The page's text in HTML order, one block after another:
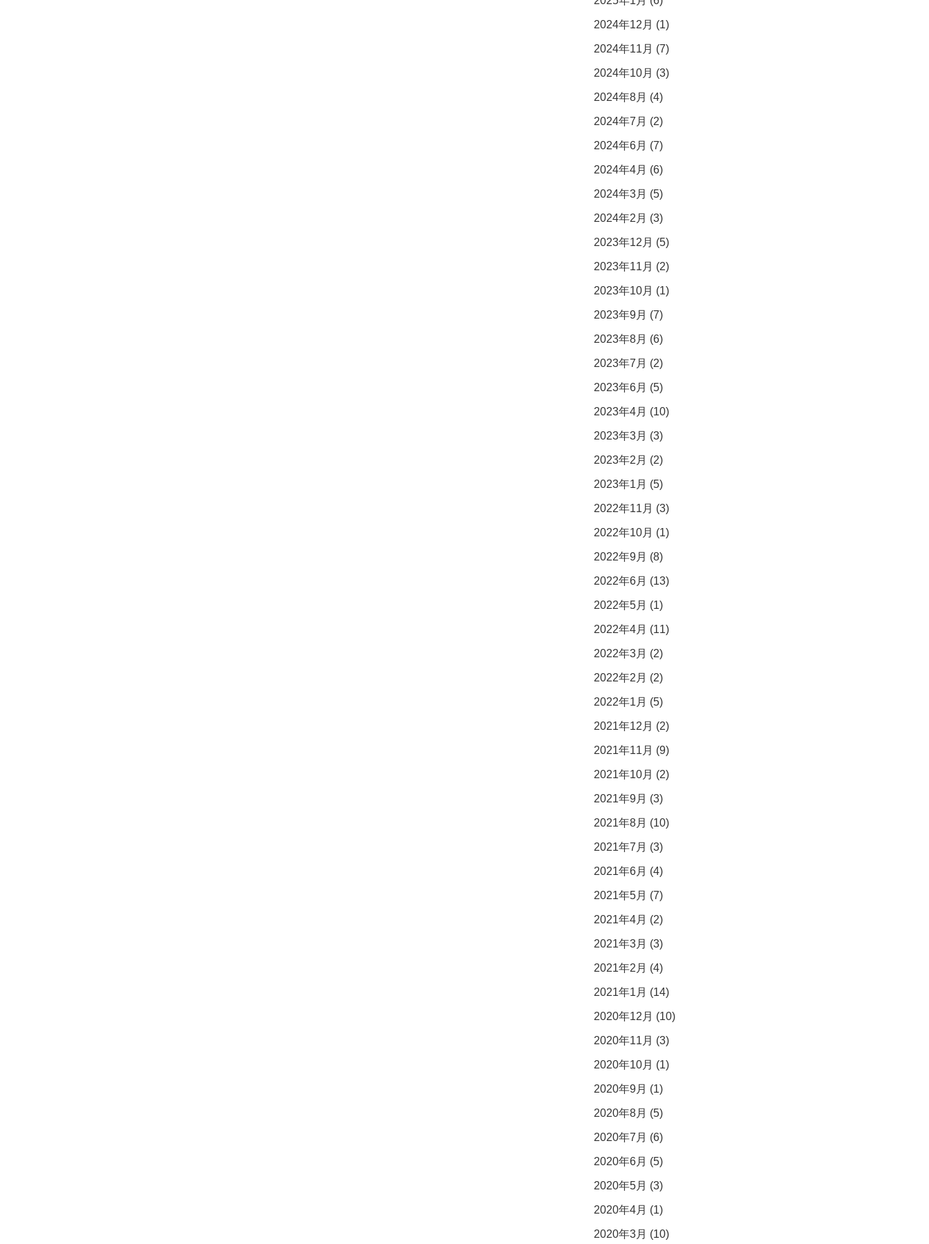
2024年12月 (1)
2024年11月 (7)
2024年10月 (3)
2024年8月 (4)
2024年7月 (2)
2024年6月 (7)
2024年4月 (6)
2024年3月 (5)
2024年2月 (3)
2023年12月 (5)
2023年11月 (2)
2023年10月 (1)
2023年9月 (7)
2023年8月 (6)
2023年7月 (2)
2023年6月 (5)
2023年4月 (10)
2023年3月 (3)
2023年2月 (2)
2023年1月 (5)
2022年11月 (3)
2022年10月 (1)
2022年9月 (8)
2022年6月 (13)
2022年5月 (1)
2022年4月 (11)
2022年3月 (2)
2022年2月 (2)
2022年1月 (5)
2021年12月 (2)
2021年11月 (9)
2021年10月 (2)
2021年9月 (3)
2021年8月 (10)
2021年7月 (3)
2021年6月 (4)
2021年5月 (7)
2021年4月 (2)
2021年3月 (3)
2021年2月 (4)
2021年1月 (14)
2020年12月 (10)
2020年11月 (3)
2020年10月 (1)
2020年9月 (1)
2020年8月 (5)
2020年7月 (6)
2020年6月 (5)
2020年5月 (3)
2020年4月 (1)
2020年3月 (10)